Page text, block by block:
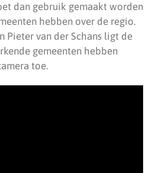
dan gebruik gemaakt worden
hebben over de regio.
Pieter van der Schans ligt de
gemeenten hebben
toe.